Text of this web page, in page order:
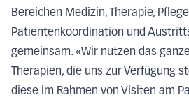
Bereichen Medizin, Therapie,
Patientenkoordination und
gemeinsam. «Wir nutzen das
Therapien, die uns zur Verfügung
diese im Rahmen von Visiten am